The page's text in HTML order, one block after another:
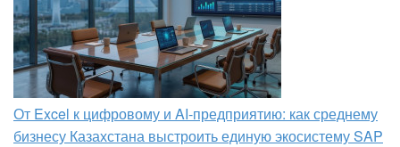
От Excel к цифровому и AI‑предприятию: как среднему
бизнесу Казахстана выстроить единую экосистему SAP